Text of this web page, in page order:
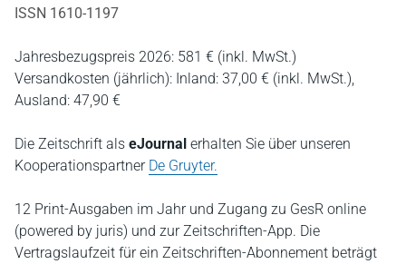
ISSN 1610-1197
Jahresbezugspreis 2026: 581 € (inkl. MwSt.)
Versandkosten (jährlich): Inland: 37,00 € (inkl. MwSt.),
Ausland: 47,90 €
Die Zeitschrift als eJournal erhalten Sie über unseren
Kooperationspartner De Gruyter.
12 Print-Ausgaben im Jahr und Zugang zu GesR online
(powered by juris) und zur Zeitschriften-App. Die
Vertragslaufzeit für ein Zeitschriften-Abonnement beträgt